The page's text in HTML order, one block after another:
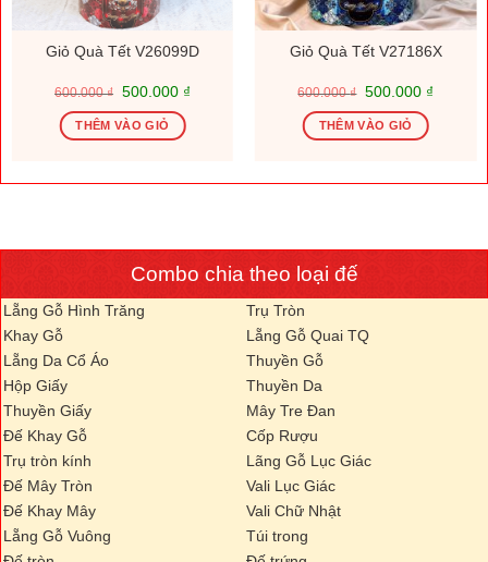
Giỏ Quà Tết V26099D
600.000₫
Giá
là:
600.000 ₫.
500.000 ₫Giá
THÊM VÀO GIỎ
Giỏ Quà Tết V27186X
600.000₫
Giá
là:
600.000 ₫.
500.000 ₫Giá
THÊM VÀO GIỎ
Combo chia theo loại đế
Lẵng Gỗ Hình Trăng
Trụ Tròn
Khay Gỗ
Lẵng Gỗ Quai TQ
Lẵng Da Cổ Áo
Thuyền Gỗ
Hộp Giấy
Thuyền Da
Thuyền Giấy
Mây Tre Đan
Đế Khay Gỗ
Cốp Rượu
Trụ tròn kính
Lãng Gỗ Lục Giác
Đế Mây Tròn
Vali Lục Giác
Đế Khay Mây
Vali Chữ Nhật
Lẵng Gỗ Vuông
Túi trong